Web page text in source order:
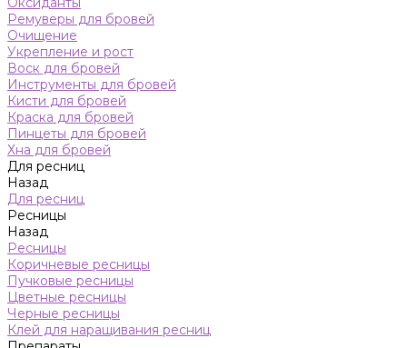
Ремуверы для бровей
Очищение
Укрепление и рост
Воск для бровей
Инструменты для бровей
Кисти для бровей
Краска для бровей
Пинцеты для бровей
Хна для бровей
Для ресниц
Назад
Для ресниц
Ресницы
Назад
Ресницы
Коричневые ресницы
Пучковые ресницы
Цветные ресницы
Черные ресницы
Клей для наращивания ресниц